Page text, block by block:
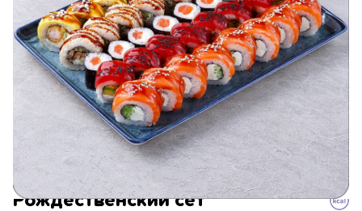
Рождественский сет